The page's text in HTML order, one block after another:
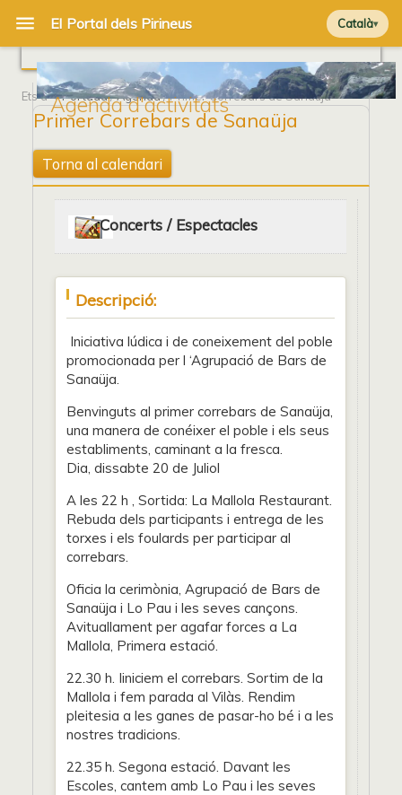
Català
Agenda d'activitats
Ets a Portada/Agenda/ Primer Correbars de Sanaüja
Primer Correbars de Sanaüja
Torna al calendari
Concerts / Espectacles
Descripció:
Iniciativa lúdica i de coneixement del poble
promocionada per l ‘Agrupació de Bars de
Sanaüja.
Benvinguts al primer correbars de Sanaüja,
una manera de conéixer el poble i els seus
establiments, caminant a la fresca.
Dia, dissabte 20 de Juliol
A les 22 h , Sortida: La Mallola Restaurant.
Rebuda dels participants i entrega de les
torxes i els foulards per participar al
correbars.
Oficia la cerimònia, Agrupació de Bars de
Sanaüja i Lo Pau i les seves cançons.
Avituallament per agafar forces a La
Mallola, Primera estació.
22.30 h. Iiniciem el correbars. Sortim de la
Mallola i fem parada al Vilàs. Rendim
pleitesia a les ganes de pasar-ho bé i a les
nostres tradicions.
22.35 h. Segona estació. Davant les
Escoles, cantem amb Lo Pau i les seves